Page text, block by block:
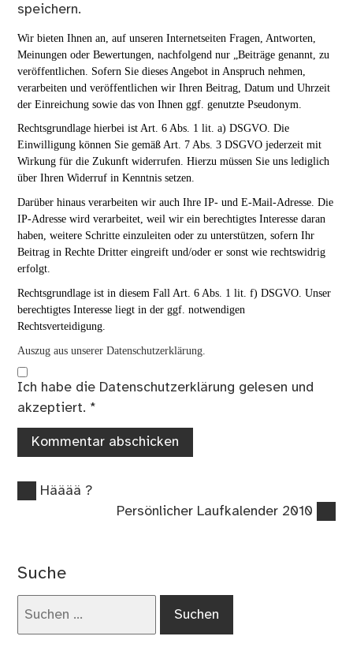
speichern.
Wir bieten Ihnen an, auf unseren Internetseiten Fragen, Antworten,
Meinungen oder Bewertungen, nachfolgend nur „Beiträge genannt, zu
veröffentlichen. Sofern Sie dieses Angebot in Anspruch nehmen,
verarbeiten und veröffentlichen wir Ihren Beitrag, Datum und Uhrzeit
der Einreichung sowie das von Ihnen ggf. genutzte Pseudonym.
Rechtsgrundlage hierbei ist Art. 6 Abs. 1 lit. a) DSGVO. Die
Einwilligung können Sie gemäß Art. 7 Abs. 3 DSGVO jederzeit mit
Wirkung für die Zukunft widerrufen. Hierzu müssen Sie uns lediglich
über Ihren Widerruf in Kenntnis setzen.
Darüber hinaus verarbeiten wir auch Ihre IP- und E-Mail-Adresse. Die
IP-Adresse wird verarbeitet, weil wir ein berechtigtes Interesse daran
haben, weitere Schritte einzuleiten oder zu unterstützen, sofern Ihr
Beitrag in Rechte Dritter eingreift und/oder er sonst wie rechtswidrig
erfolgt.
Rechtsgrundlage ist in diesem Fall Art. 6 Abs. 1 lit. f) DSGVO. Unser
berechtigtes Interesse liegt in der ggf. notwendigen
Rechtsverteidigung.
Auszug aus unserer Datenschutzerklärung.
Ich habe die Datenschutzerklärung gelesen und
akzeptiert. *
Beitragsnavigation
Vorheriger
Hääää ?
Nächster
Persönlicher Laufkalender 2010
Suche